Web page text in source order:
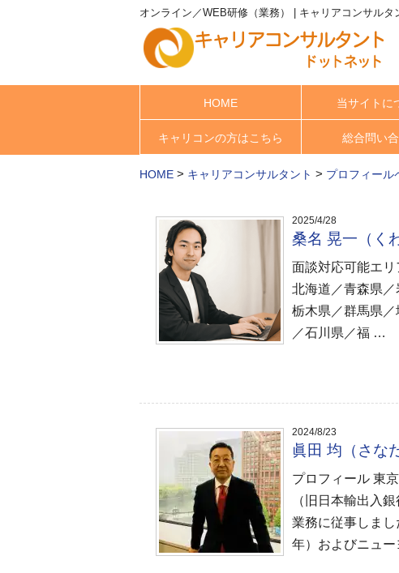
オンライン／WEB研修（業務） | キャリアコンサルタ
HOME 当サイトに
キャリコンの方はこちら 総合問い
HOME > キャリアコンサルタント > プロフィール
2025/4/28
桑名 晃一（く
面談対応可能エ
北海道／青森県
栃木県／群馬県
／石川県／福 …
2024/8/23
眞田 均（さな
プロフィール 東
（旧日本輸出入
業務に従事しま
年）およびニュ